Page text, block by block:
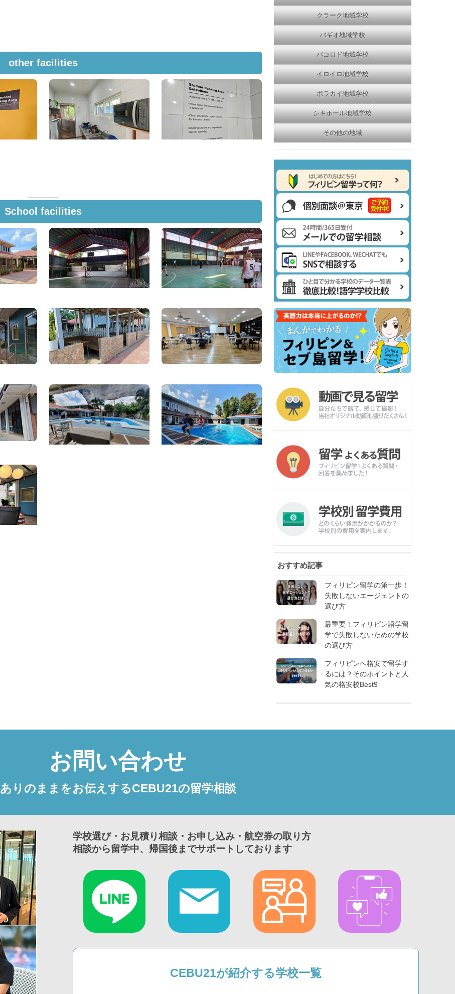
other facilities
School facilities
クラーク地域学校
バギオ地域学校
バコロド地域学校
イロイロ地域学校
ボラカイ地域学校
シキホール地域学校
その他の地域
おすすめ記事
フィリピン留学の第一歩！
失敗しないエージェントの
選び方
最重要！フィリピン語学留
学で失敗しないための学校
の選び方
フィリピンへ格安で留学す
るには？そのポイントと人
気の格安校Best9
お問い合わせ
ありのままをお伝えするCEBU21の留学相談
学校選び・お見積り相談・お申し込み・航空券の取り方
相談から留学中、帰国後までサポートしております
CEBU21が紹介する学校一覧